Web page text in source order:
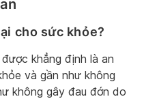
cho sức khỏe?
khẳng định là an
và gần như không
không gây đau đớn do